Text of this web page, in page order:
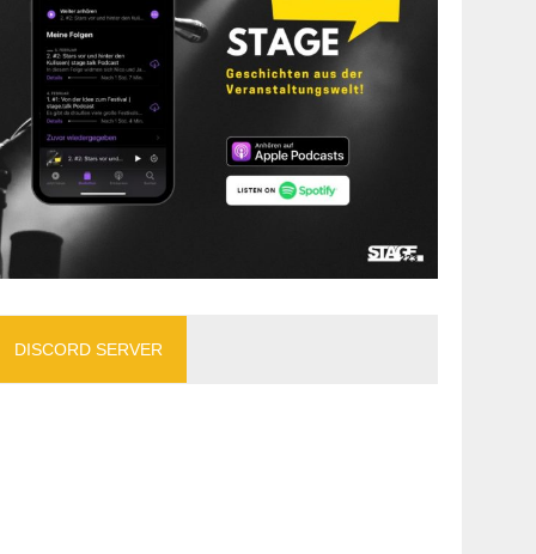
DISCORD SERVER